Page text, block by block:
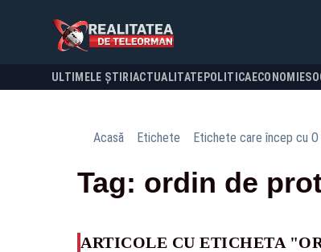
ULTIMELE ȘTIRI ACTUALITATE POLITICA ECONOMIE
Acasă Etichete Etichete care încep cu O
Tag: ordin de
ARTICOLE CU ETICHETA